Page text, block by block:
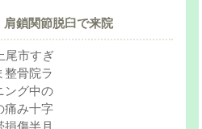
鎖関節脱臼で来院